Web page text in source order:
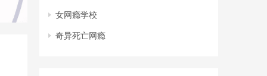
女网瘾学校
奇异死亡网瘾